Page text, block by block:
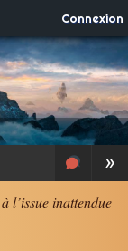
Connexion
»
l’issue inattendue